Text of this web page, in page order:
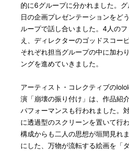
的に6グループに分かれました。
日の企画プレゼンテーションをど
ループで話し合いました。4人の
え、ディレクターのゴッドスコー
それぞれ担当グループの中に加わ
ングを進めていきました。
アーティスト・コレクティブの
演「崩壊の振り付け」は、作品紹
パフォーマンスも行われました。
に透過型のスクリーンを置いて行
構成からも二人の思想が垣間見れ
にした、万物が流転する絵画を「